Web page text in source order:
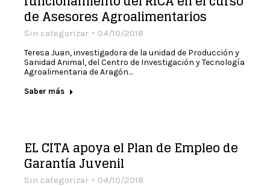
de Asesores Agroalimentarios
Sin categorizar 04/10/2018
Teresa Juan, investigadora de la unidad de Producción y
Sanidad Animal, del Centro de Investigación y Tecnología
Agroalimentaria de Aragón…
Saber más
EL CITA apoya el Plan de Empleo de
Garantía Juvenil
Sin categorizar 04/10/2018